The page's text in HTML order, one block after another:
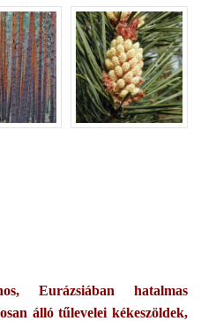
Eurázsiában hatalmas
álló tűlevelei kékeszöldek,